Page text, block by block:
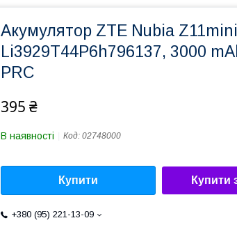
Акумулятор ZTE Nubia
Li3929T44P6h796137, 3000
PRC
395 ₴
В наявності Код: 02748000
Купити Купити
+380 (95) 221-13-09